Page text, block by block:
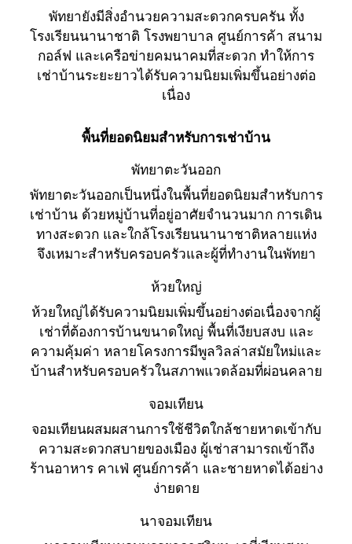
พัทยายังมีสิ่งอำนวยความสะดวกครบครัน ทั้ง
โรงเรียนนานาชาติ โรงพยาบาล ศูนย์การค้า สนาม
กอล์ฟ และเครือข่ายคมนาคมที่สะดวก ทำให้การ
เช่าบ้านระยะยาวได้รับความนิยมเพิ่มขึ้นอย่างต่อ
เนื่อง
พื้นที่ยอดนิยมสำหรับการเช่าบ้าน
พัทยาตะวันออก
พัทยาตะวันออกเป็นหนึ่งในพื้นที่ยอดนิยมสำหรับการ
เช่าบ้าน ด้วยหมู่บ้านที่อยู่อาศัยจำนวนมาก การเดิน
ทางสะดวก และใกล้โรงเรียนนานาชาติหลายแห่ง
จึงเหมาะสำหรับครอบครัวและผู้ที่ทำงานในพัทยา
ห้วยใหญ่
ห้วยใหญ่ได้รับความนิยมเพิ่มขึ้นอย่างต่อเนื่องจากผู้
เช่าที่ต้องการบ้านขนาดใหญ่ พื้นที่เงียบสงบ และ
ความคุ้มค่า หลายโครงการมีพูลวิลล่าสมัยใหม่และ
บ้านสำหรับครอบครัวในสภาพแวดล้อมที่ผ่อนคลาย
จอมเทียน
จอมเทียนผสมผสานการใช้ชีวิตใกล้ชายหาดเข้ากับ
ความสะดวกสบายของเมือง ผู้เช่าสามารถเข้าถึง
ร้านอาหาร คาเฟ่ ศูนย์การค้า และชายหาดได้อย่าง
ง่ายดาย
นาจอมเทียน